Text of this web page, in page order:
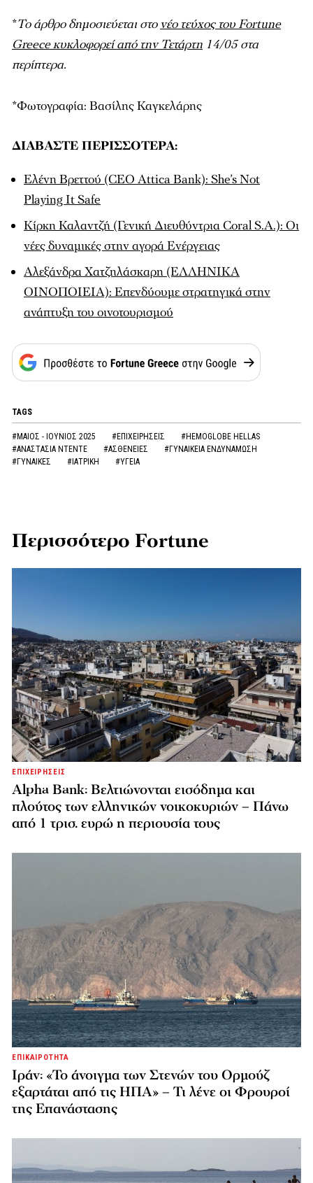
*Το άρθρο δημοσιεύεται στο νέο τεύχος του Fortune
Greece κυκλοφορεί από την Τετάρτη 14/05 στα
περίπτερα.
*Φωτογραφία: Βασίλης Καγκελάρης
ΔΙΑΒΑΣΤΕ ΠΕΡΙΣΣΟΤΕΡΑ:
Ελένη Βρεττού (CEO Attica Bank): She’s Not
Playing It Safe
Κίρκη Καλαντζή (Γενική Διευθύντρια Coral S.A.): Οι
νέες δυναμικές στην αγορά Ενέργειας
Αλεξάνδρα Χατζηλάσκαρη (ΕΛΛΗΝΙΚΑ
ΟΙΝΟΠΟΙΕΙΑ): Επενδύουμε στρατηγικά στην
ανάπτυξη του οινοτουρισμού
TAGS
#ΜΑΙΟΣ - ΙΟΥΝΙΟΣ 2025 #ΕΠΙΧΕΙΡΗΣΕΙΣ
#HEMOGLOBE HELLAS
#ΑΝΑΣΤΑΣΙΑ ΝΤΕΝΤΕ
#ΑΣΘΕΝΕΙΕΣ
#ΓΥΝΑΙΚΕΙΑ ΕΝΔΥΝΑΜΩΣΗ
#ΓΥΝΑΙΚΕΣ
#ΙΑΤΡΙΚΗ #ΥΓΕΙΑ
Περισσότερο Fortune
ΕΠΙΧΕΙΡΗΣΕΙΣ
Alpha Bank: Βελτιώνονται εισόδημα και
πλούτος των ελληνικών νοικοκυριών – Πάνω
από 1 τρισ. ευρώ η περιουσία τους
ΕΠΙΚΑΙΡΟΤΗΤΑ
Ιράν: «Το άνοιγμα των Στενών του Ορμούζ
εξαρτάται από τις ΗΠΑ» – Τι λένε οι Φρουροί
της Επανάστασης